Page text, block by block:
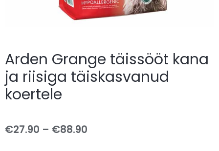
Arden Grange täissööt kana
ja riisiga täiskasvanud
koertele
€27.90 – €88.90